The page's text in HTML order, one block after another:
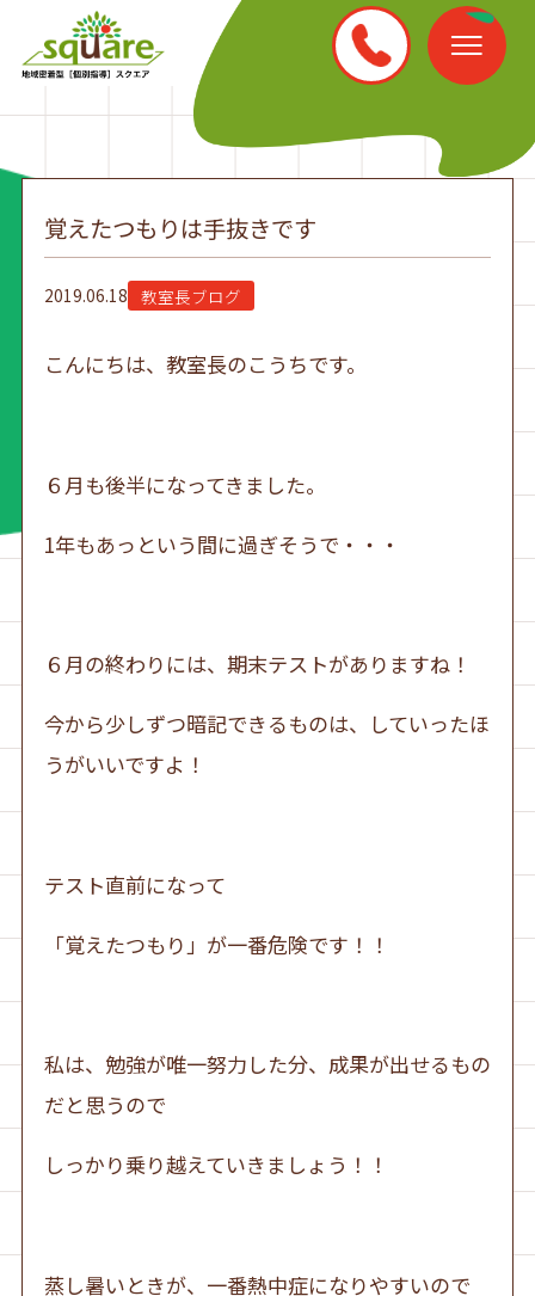
覚えたつもりは手抜きです
2019.06.18 教室長ブログ
こんにちは、教室長のこうちです。
６月も後半になってきました。
1年もあっという間に過ぎそうで・・・
６月の終わりには、期末テストがありますね！
今から少しずつ暗記できるものは、していったほ
うがいいですよ！
テスト直前になって
「覚えたつもり」が一番危険です！！
私は、勉強が唯一努力した分、成果が出せるもの
だと思うので
しっかり乗り越えていきましょう！！
蒸し暑いときが、一番熱中症になりやすいので